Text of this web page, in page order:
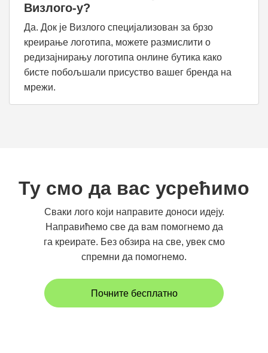
Визлого-у?
Да. Док је Визлого специјализован за брзо
креирање логотипа, можете размислити о
редизајнирању логотипа онлине бутика како
бисте побољшали присуство вашег бренда на
мрежи.
Ту смо да вас усрећимо
Сваки лого који направите доноси идеју.
Направићемо све да вам помогнемо да
га креирате. Без обзира на све, увек смо
спремни да помогнемо.
Почните бесплатно